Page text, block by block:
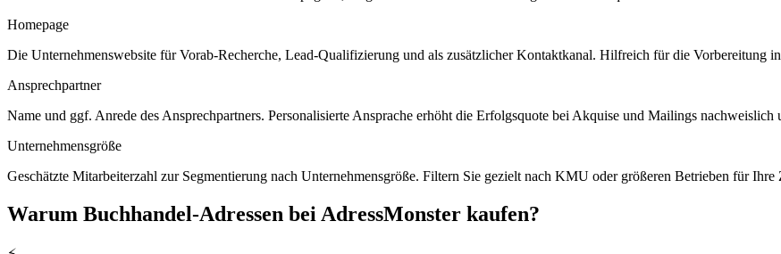
Homepage
Die Unternehmenswebsite für Vorab-Recherche, Lead-Qualifizierung und als zusätzlicher Kontaktkanal. Hilfreich für die Vorbereitung
Ansprechpartner
Name und ggf. Anrede des Ansprechpartners. Personalisierte Ansprache erhöht die Erfolgsquote bei Akquise und Mailings nachweislich
Unternehmensgröße
Geschätzte Mitarbeiterzahl zur Segmentierung nach Unternehmensgröße. Filtern Sie gezielt nach KMU oder größeren Betrieben für Ihre
Warum Buchhandel-Adressen bei AdressMonster kaufen?